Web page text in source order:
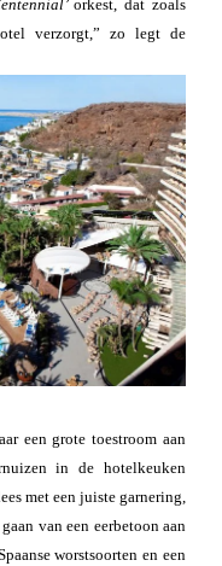
orkest, dat zoals
verzorgt,” zo legt de
een grote toestroom aan
in de hotelkeuken
met een juiste garnering,
van een eerbetoon aan
worstsoorten en een